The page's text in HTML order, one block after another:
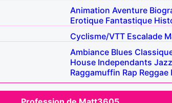
Animation Aventure
Erotique Fantastique
Cyclisme/VTT Escalade
Ambiance Blues
House Independants Jazz
Raggamuffin Rap Reggae